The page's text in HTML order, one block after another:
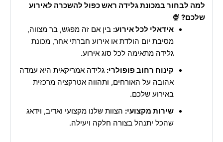
למה לבחור במכונת גלידה ראש כפול להשכרה לאירוע
שלכם? 🍨
אידאלי לכל אירוע: בין אם זה מפגש, בר מצווה,
מסיבת יום הולדת או אירוע חברתי אחר, מכונת
גלידה מתאימה לכל סוג אירוע.
קינוח רחוב פופולרי: גלידה אמריקאית היא עמדה
אהובה על האורחים, ותהווה אטרקציה מרכזית
באירוע שלכם.
שירות מקצועי: הצוות שלנו מקצועי ואדיב, וידאג
שהכל יתנהל בצורה חלקה ויעילה.